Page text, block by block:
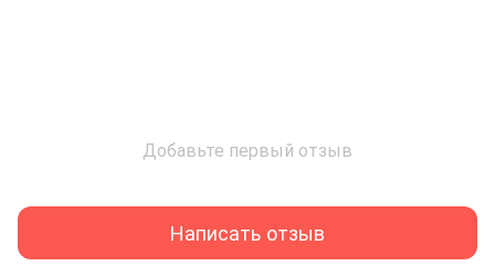
Добавьте первый отзыв
Написать отзыв